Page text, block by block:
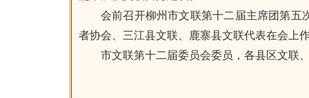
会前召开柳州市文联第十二届主席团第五
者协会、三江县文联、鹿寨县文联代表在会上
市文联第十二届委员会委员，各县区文联